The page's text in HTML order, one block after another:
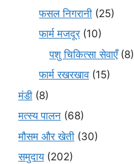
फसल निगरानी (25)
फार्म मजदूर(10)
पशु चिकित्सा सेवाएँ(8)
फार्म रखरखाव(15)
मंडी (8)
मत्स्य पालन (68)
मौसम और खेती (30)
समुदाय(202)